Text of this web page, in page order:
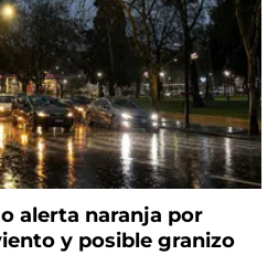
alerta naranja por
y posible granizo